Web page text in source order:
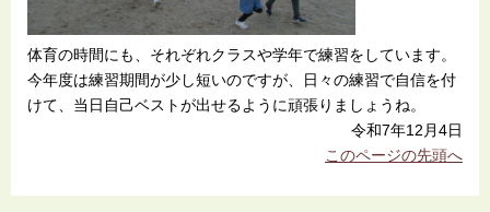
体育の時間にも、それぞれクラスや学年で練習をしています。
今年度は練習期間が少し短いのですが、日々の練習で自信を付
けて、当日自己ベストが出せるように頑張りましょうね。
令和7年12月4日
このページの先頭へ